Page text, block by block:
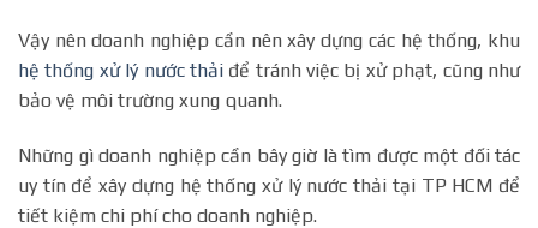
Vậy nên doanh nghiệp cần nên xây dựng các hệ thống, khu
hệ thống xử lý nước thải để tránh việc bị xử phạt, cũng như
bảo vệ môi trường xung quanh.
Những gì doanh nghiệp cần bây giờ là tìm được một đối tác
uy tín để xây dựng hệ thống xử lý nước thải tại TP HCM để
tiết kiệm chi phí cho doanh nghiệp.